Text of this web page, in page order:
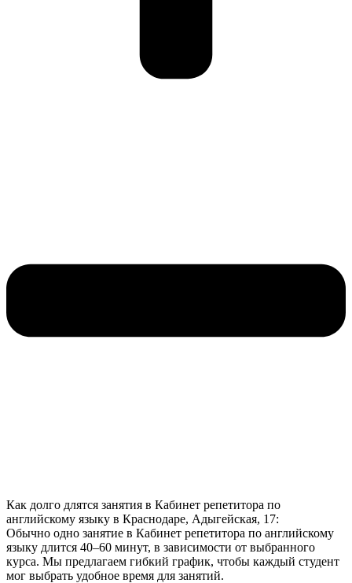
Как долго длятся занятия в Кабинет репетитора по
английскому языку в Краснодаре, Адыгейская, 17:
Обычно одно занятие в Кабинет репетитора по английскому
языку длится 40–60 минут, в зависимости от выбранного
курса. Мы предлагаем гибкий график, чтобы каждый студент
мог выбрать удобное время для занятий.